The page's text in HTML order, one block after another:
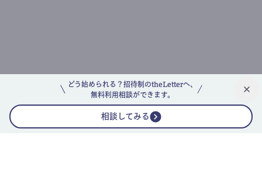
どう始められる？招待制のtheLetterへ、
無料利用相談ができます。
相談してみる